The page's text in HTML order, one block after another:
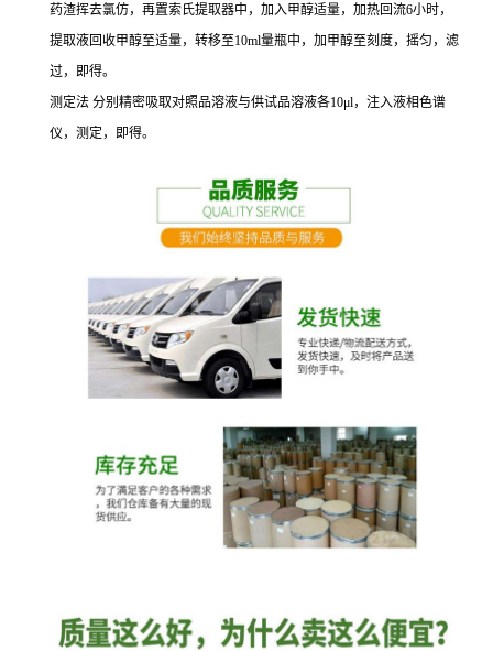
药渣挥去氯仿，再置索氏提取器中，加入甲醇适量，加热回流6小时，
提取液回收甲醇至适量，转移至10ml量瓶中，加甲醇至刻度，摇匀，滤
过，即得。
测定法 分别精密吸取对照品溶液与供试品溶液各10μl，注入液相色谱
仪，测定，即得。